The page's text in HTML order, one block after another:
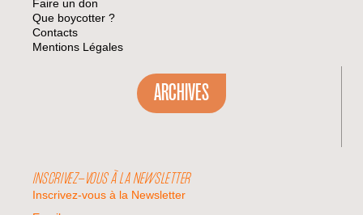
Faire un don
Que boycotter ?
Contacts
Mentions Légales
ARCHIVES
INSCRIVEZ-VOUS À LA NEWSLETTER
Inscrivez-vous à la Newsletter